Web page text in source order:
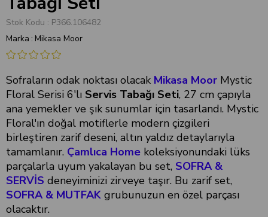
Stok Kodu
P366.106482
Marka : Mikasa Moor
Sofraların odak noktası olacak Mikasa Moor Mystic
Floral Serisi 6'lı Servis Tabağı Seti, 27 cm çapıyla
ana yemekler ve şık sunumlar için tasarlandı. Mystic
Floral'ın doğal motiflerle modern çizgileri
birleştiren zarif deseni, altın yaldız detaylarıyla
tamamlanır. Çamlıca Home koleksiyonundaki lüks
parçalarla uyum yakalayan bu set, SOFRA &
SERVİS deneyiminizi zirveye taşır. Bu zarif set,
SOFRA & MUTFAK grubunuzun en özel parçası
olacaktır.